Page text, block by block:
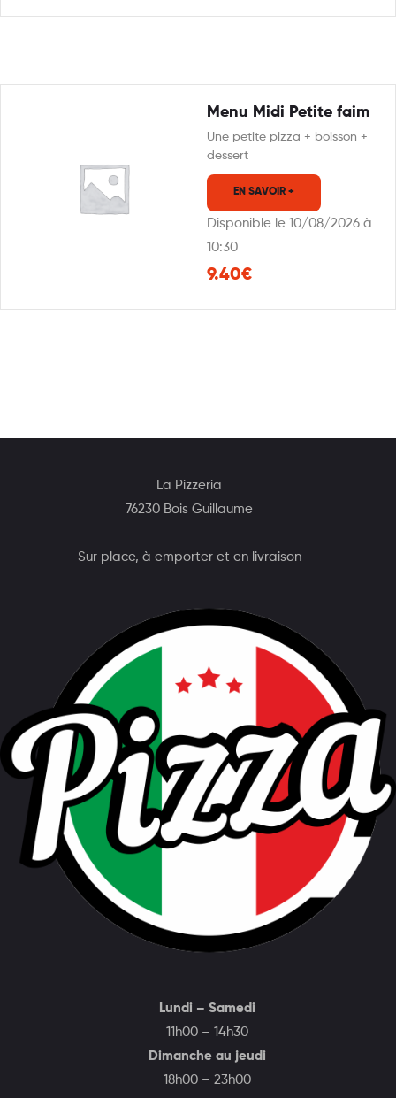
Menu Midi Petite faim
Une petite pizza + boisson +
dessert
EN SAVOIR +
Disponible le 10/08/2026 à
10:30
9.40€
La Pizzeria
76230 Bois Guillaume
Sur place, à emporter et en livraison
Lundi – Samedi
11h00 – 14h30
Dimanche au jeudi
18h00 – 23h00